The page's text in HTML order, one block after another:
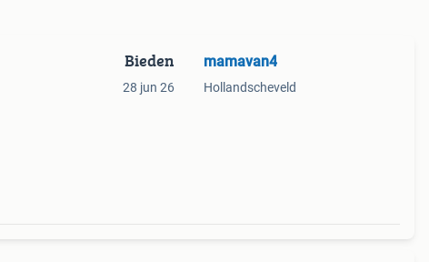
Bieden
28 jun 26
mamavan4
Hollandscheveld